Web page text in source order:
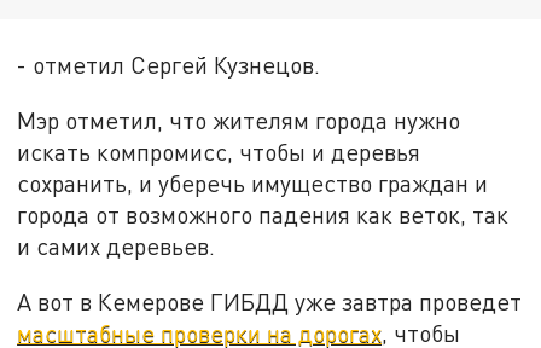
- отметил Сергей Кузнецов.
Мэр отметил, что жителям города нужно
искать компромисс, чтобы и деревья
сохранить, и уберечь имущество граждан и
города от возможного падения как веток, так
и самих деревьев.
А вот в Кемерове ГИБДД уже завтра проведет
масштабные проверки на дорогах, чтобы